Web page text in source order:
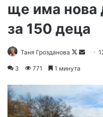
ще има нова
за 150 деца
Таня Грозданова
Follow
Send
3 771 1 минута